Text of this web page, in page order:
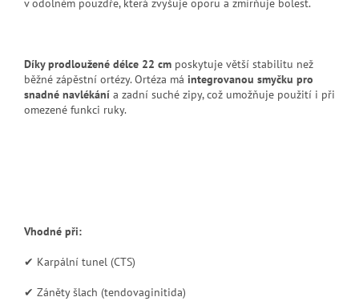
v odolném pouzdře, která zvyšuje oporu a zmírňuje bolest.
Díky prodloužené délce 22 cm poskytuje větší stabilitu než
běžné zápěstní ortézy. Ortéza má integrovanou smyčku pro
snadné navlékání a zadní suché zipy, což umožňuje použití i při
omezené funkci ruky.
Vhodné při:
✔ Karpální tunel (CTS)
✔ Záněty šlach (tendovaginitida)